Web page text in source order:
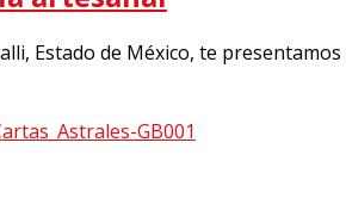
Estado de México, te